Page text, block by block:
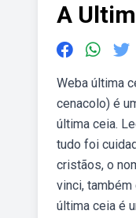
A
Weba última
cenacolo) é
última ceia.
tudo foi
cristãos, o
vinci, também
última ceia é